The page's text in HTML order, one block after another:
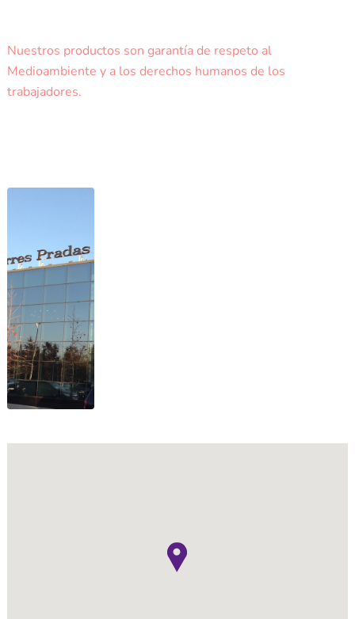
Nuestros productos son garantía de respeto al
Medioambiente y a los derechos humanos de los
trabajadores.